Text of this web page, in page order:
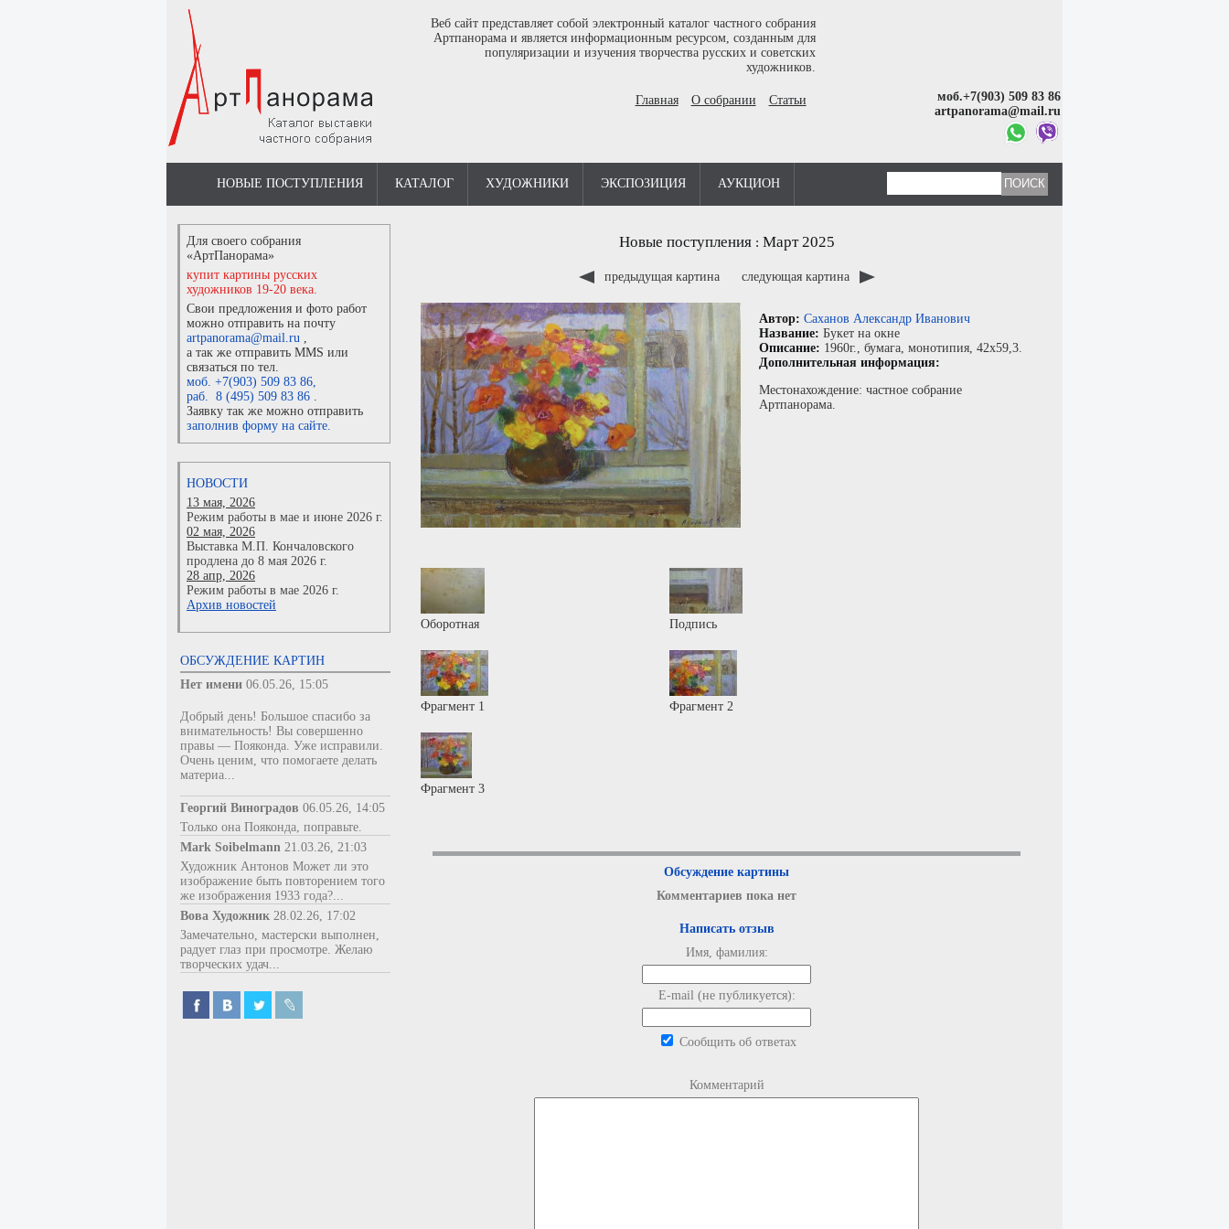
Веб сайт представляет собой электронный каталог частного собрания
Артпанорама и является информационным ресурсом, созданным для
популяризации и изучения творчества русских и советских
художников.
Главная О собрании Статьи
моб.+7(903) 509 83 86
artpanorama@mail.ru
НОВЫЕ ПОСТУПЛЕНИЯ КАТАЛОГ ХУДОЖНИКИ ЭКСПОЗИЦИЯ АУКЦИОН
Для своего собрания
«АртПанорама»
купит картины русских
художников 19-20 века.
Свои предложения и фото работ
можно отправить на почту
artpanorama@mail.ru ,
а так же отправить MMS или
связаться по тел.
моб. +7(903) 509 83 86,
раб. 8 (495) 509 83 86 .
Заявку так же можно отправить
заполнив форму на сайте.
НОВОСТИ
13 мая, 2026
Режим работы в мае и июне 2026 г.
02 мая, 2026
Выставка М.П. Кончаловского
продлена до 8 мая 2026 г.
28 апр, 2026
Режим работы в мае 2026 г.
Архив новостей
ОБСУЖДЕНИЕ КАРТИН
Нет имени 06.05.26, 15:05
Добрый день! Большое спасибо за
внимательность! Вы совершенно
правы — Пояконда. Уже исправили.
Очень ценим, что помогаете делать
материа...
Георгий Виноградов 06.05.26, 14:05
Только она Пояконда, поправьте.
Mark Soibelmann 21.03.26, 21:03
Художник Антонов Может ли это
изображение быть повторением того
же изображения 1933 года?...
Вова Художник 28.02.26, 17:02
Замечательно, мастерски выполнен,
радует глаз при просмотре. Желаю
творческих удач...
Новые поступления: Март 2025
предыдущая картина следующая картина
Автор: Саханов Александр Иванович
Название: Букет на окне
Описание: 1960г., бумага, монотипия, 42x59,3.
Дополнительная информация:
Местонахождение: частное собрание
Артпанорама.
Оборотная Подпись
Фрагмент 1 Фрагмент 2
Фрагмент 3
Обсуждение картины
Комментариев пока нет
Написать отзыв
Имя, фамилия:
E-mail (не публикуется):
Сообщить об ответах
Комментарий